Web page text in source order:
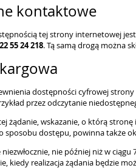
kontaktowe
tej strony internetowej jest
22 55 24 218. Tą samą drogą można
dostępności cyfrowej
przez odczytanie
żądanie, wskazanie, o którą
dostępu, powinna także
nie później niż w
kiedy realizacja żądania będzie